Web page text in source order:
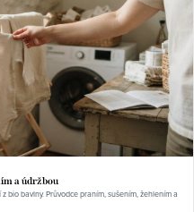
a údržbou
bio bavlny. Průvodce praním, sušením, žehlením a